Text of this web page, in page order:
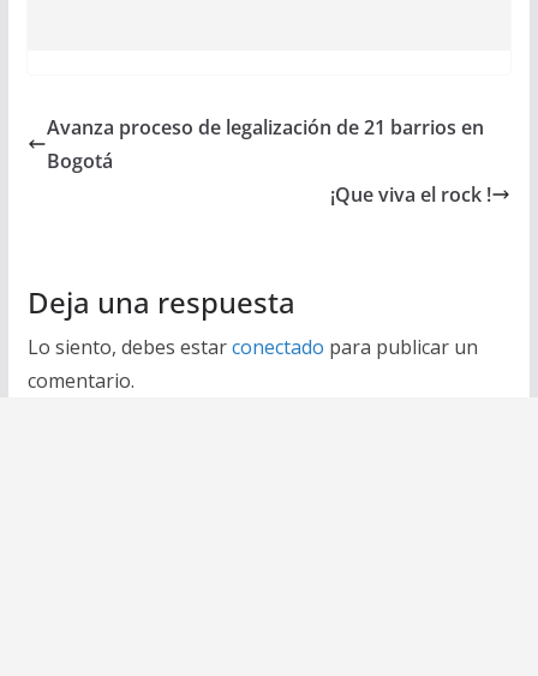
Avanza proceso de legalización de 21 barrios en
Bogotá
¡Que viva el rock !
Deja una respuesta
Lo siento, debes estarconectado para publicar un
comentario.